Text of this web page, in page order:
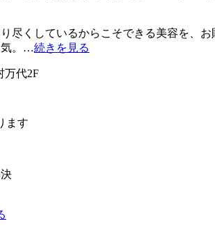
尽くしているからこそできる美容を、
気。…続きを見る
万代2F
ます